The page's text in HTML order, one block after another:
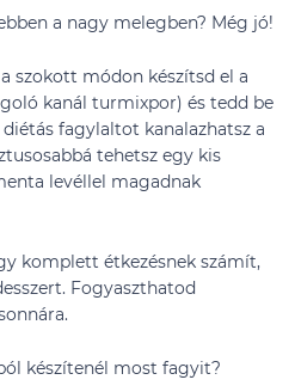
a nagy melegben? Még jó!
szokott módon készítsd el a
kanál turmixpor) és tedd be
fagylaltot kanalazhatsz a
tehetsz egy kis
levéllel magadnak
komplett étkezésnek számít,
Fogyaszthatod
készítenél most fagyit?